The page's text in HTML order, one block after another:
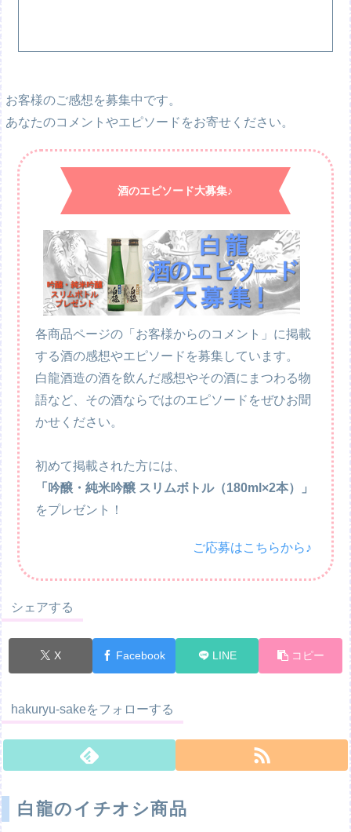
お客様のご感想を募集中です。
あなたのコメントやエピソードをお寄せください。
酒のエピソード大募集♪
各商品ページの「お客様からのコメント」に掲載
する酒の感想やエピソードを募集しています。
白龍酒造の酒を飲んだ感想やその酒にまつわる物
語など、その酒ならではのエピソードをぜひお聞
かせください。
初めて掲載された方には、
「吟醸・純米吟醸 スリムボトル（180ml×2本）」
をプレゼント！
ご応募はこちらから♪
シェアする
X Facebook LINE コピー
hakuryu-sakeをフォローする
白龍のイチオシ商品